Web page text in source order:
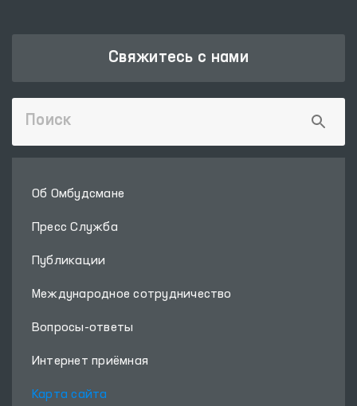
Свяжитесь с нами
Об Омбудсмане
Пресс Служба
Публикации
Международное сотрудничество
Вопросы-ответы
Интернет приёмная
Карта сайта